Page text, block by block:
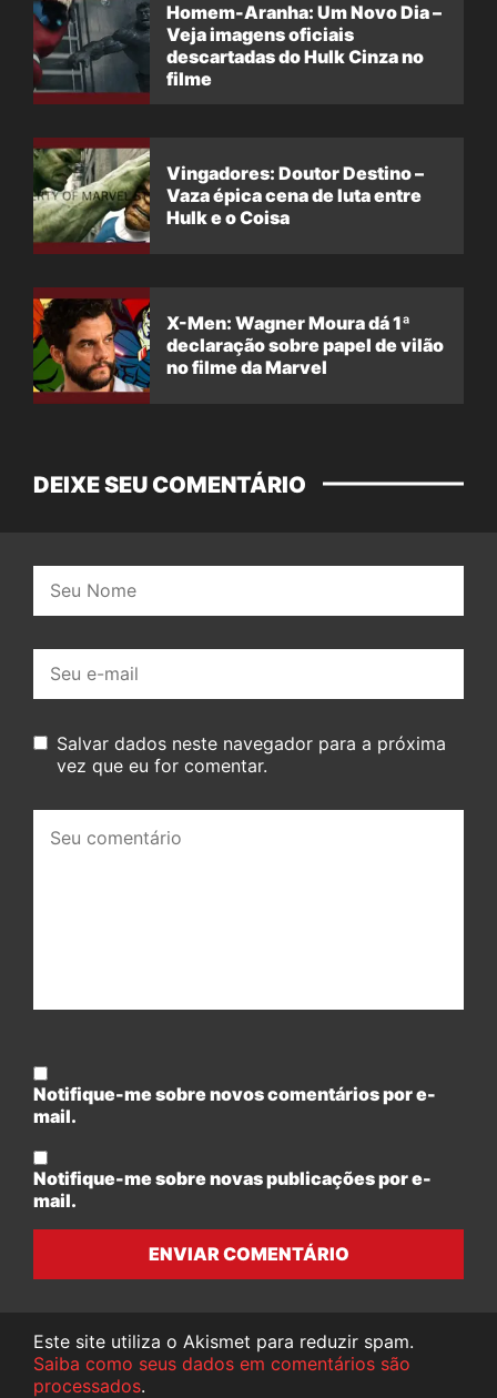
Homem-Aranha: Um Novo Dia –
Veja imagens oficiais
descartadas do Hulk Cinza no
filme
Vingadores: Doutor Destino –
Vaza épica cena de luta entre
Hulk e o Coisa
X-Men: Wagner Moura dá 1ª
declaração sobre papel de vilão
no filme da Marvel
DEIXE SEU COMENTÁRIO
mail:
Salvar dados neste navegador para a próxima
vez que eu for comentar.
comentário:
Notifique-me sobre novos comentários por e-
mail.
Notifique-me sobre novas publicações por e-
mail.
ENVIAR COMENTÁRIO
Este site utiliza o Akismet para reduzir spam.
Saiba como seus dados em comentários são
processados.